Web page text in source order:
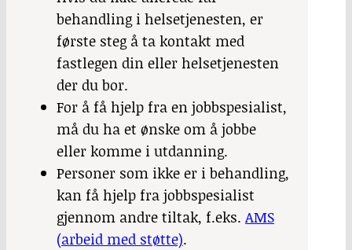
behandling i helsetjenesten, er
første steg å ta kontakt med
fastlegen din eller helsetjenesten
der du bor.
For å få hjelp fra en jobbspesialist,
må du ha et ønske om å jobbe
eller komme i utdanning.
Personer som ikke er i behandling,
kan få hjelp fra jobbspesialist
gjennom andre tiltak, f.eks. AMS
(arbeid med støtte).